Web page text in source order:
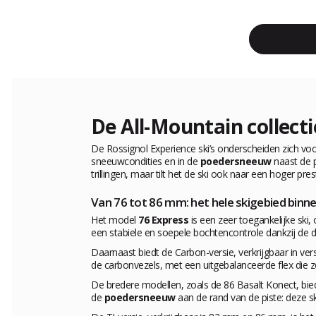
De All-Mountain
De Rossignol Experience ski’s onderscheiden zich
sneeuwcondities en in de poedersneeuwnaast de
trillingen, maar tilt het de ski ook naar een hoger
Van 76 tot 86 mm: het hele skigebied
Het model 76 Express is een zeer toegankelijke
een stabiele en soepele bochtencontrole dankzij de
Daarnaast biedt de Carbon-versie, verkrijgbaar in
de carbonvezels, met een uitgebalanceerde flex
De bredere modellen, zoals de 86 Basalt Konect,
de poedersneeuwaan de rand van de piste: deze